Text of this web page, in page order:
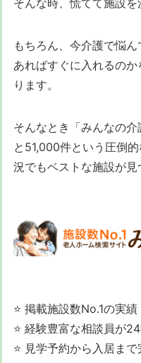
そんな時、慌てて施設を
もちろん、今介護で悩
あればすぐに入れるの
ります。
そんなとき「みんなの
と51,000件という圧倒
況でもベストな施設が見
⭐ 掲載施設数No.1の実績
⭐ 経験豊富な相談員が
⭐ 見学予約から入居ま